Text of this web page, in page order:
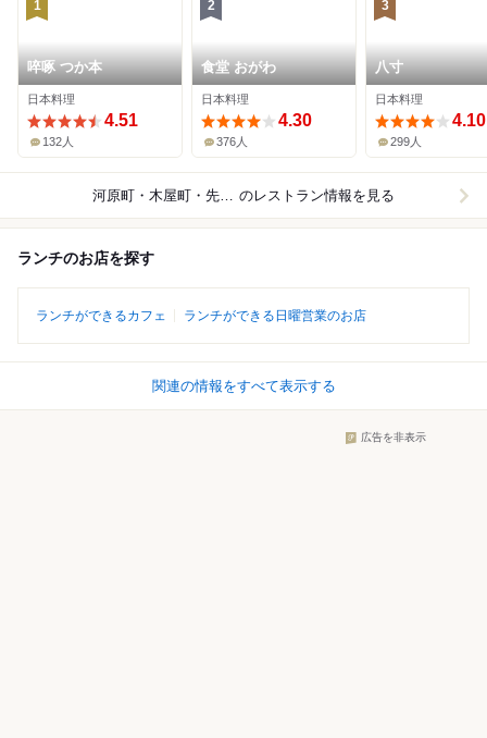
1
啐啄 つか本
日本料理
4.51
132人
2
食堂 おがわ
日本料理
4.30
376人
3
八寸
日本料理
4.10
299人
河原町・木屋町・先斗町 のレストラン情報を見る
ランチのお店を探す
ランチができるカフェ ランチができる日曜営業のお店
関連の情報をすべて表示する
広告を非表示